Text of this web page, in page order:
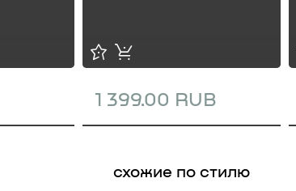
1 399.00 RUB
схожие по стилю